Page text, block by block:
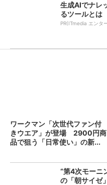
生成AIでナレ
るツールとは
PR(ITmedia エンタ
ワークマン「次世代ファン付
きウエア」が登場 2900円商
品で狙う「日常使い」の新...
“第4次モー
の「朝サイゼ